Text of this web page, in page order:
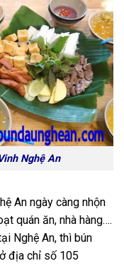
Nghệ An
An ngày càng nhộn
quán ăn, nhà hàng….
Nghệ An, thì bún
địa chỉ số 105